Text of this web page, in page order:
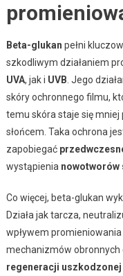
Beta-glukan pełni
szkodliwym działaniem
UVA, jak i UVB. Jego
skóry ochronnego filmu,
temu skóra staje się
słońcem. Taka ochrona
zapobiegać
wystąpienia nowotworów
Co więcej, beta-glukan
Działa jak tarcza,
wpływem
mechanizmów
regeneracji